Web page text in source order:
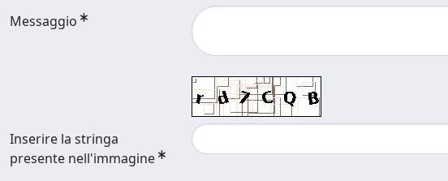
Messaggio
Inserire la stringa
presente nell'immagine